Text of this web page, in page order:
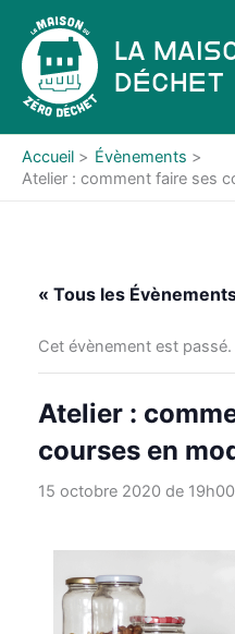
contenu
La
Déchet
Accueil
Évènements
Atelier : comment faire ses
« Tous les
Cet évènement est passé.
Atelier :
courses en
15 octobre 2020 de 19h00